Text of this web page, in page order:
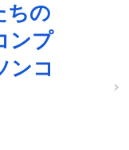
ちの
ンプ
ンコ